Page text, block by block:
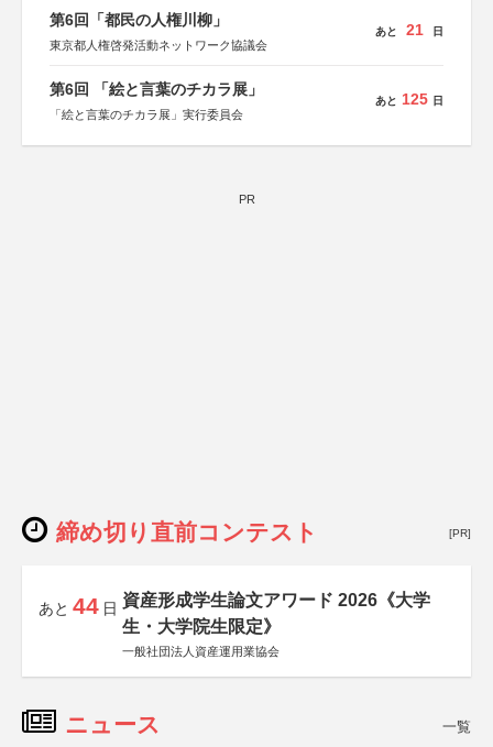
第6回「都民の人権川柳」
東京都人権啓発活動ネットワーク協議会
あと 21 日
第6回 「絵と言葉のチカラ展」
「絵と言葉のチカラ展」実行委員会
あと 125 日
PR
締め切り直前コンテスト [PR]
あと 44 日 資産形成学生論文アワード 2026《大学
生・大学院生限定》
一般社団法人資産運用業協会
ニュース 一覧